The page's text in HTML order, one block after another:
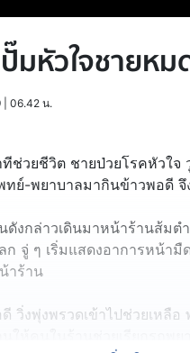
มหัวใจชายห
| 06.42 น.
ช่วยชีวิต ชายป่วยโรคหัวใจ
ทย์-พยาบาลมากินข้าวพอดี จึ
ดังกล่าวเดินมาหน้าร้านส้ม
จู่ ๆ เริ่มแสดงอาการหน้ามื
าร้าน
วิ่งพุ่งพรวดเข้าไปช่วยเหลือ